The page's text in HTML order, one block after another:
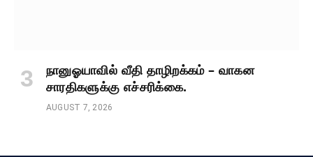
நானுஓயாவில் வீதி தாழிறக்கம் – வாகன
சாரதிகளுக்கு எச்சரிக்கை.
AUGUST 7, 2026